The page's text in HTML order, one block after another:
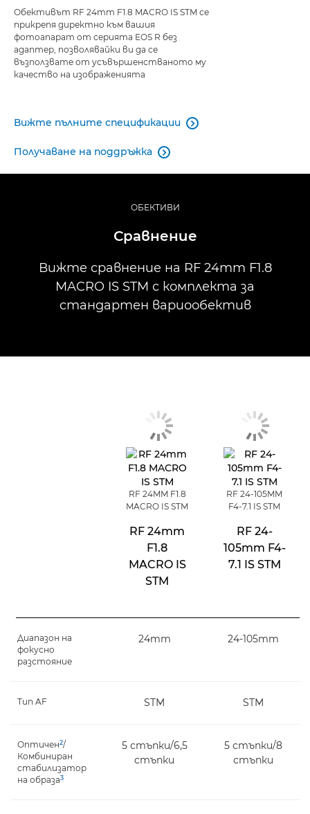
Обективът RF 24mm F1.8 MACRO IS STM се
прикрепя директно към вашия
фотоапарат от серията EOS R без
адаптер, позволявайки ви да се
възползвате от усъвършенстваното му
качество на изображенията
Вижте пълните спецификации 
Получаване на поддръжка 
ОБЕКТИВИ
Сравнение
Вижте сравнение на RF 24mm F1.8
MACRO IS STM с комплекта за
стандартен вариообектив
RF 24MM F1.8
MACRO IS STM
RF 24mm
F1.8
MACRO IS
STM
RF 24-105MM
F4-7.1 IS STM
RF 24-
105mm F4-
7.1 IS STM
Диапазон на
фокусно
разстояние
24mm 24-105mm
Tип AF STM STM
Оптичен2/
Комбиниран
стабилизатор
на образа3
5 стъпки/6,5
стъпки
5 стъпки/8
стъпки